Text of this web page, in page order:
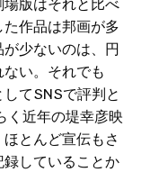
版はそれと比べ
作品は邦画が多
少ないのは、円
い。それでも
てSNSで評判と
く近年の堤幸彦映
とんど宣伝もさ
していることか